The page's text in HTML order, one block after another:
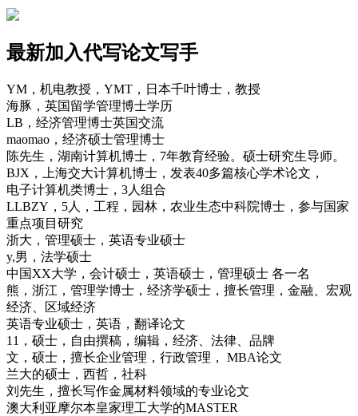
最新加入代写论文写手
YM，机电教授，YMT，日本千叶博士，教授
海豚，英国留学管理博士学历
LB，经济管理博士英国交流
maomao，经济硕士管理博士
陈先生，湖南计算机博士，7年教育经验。硕士研究生导师。
BJX，上海交大计算机博士，发表40多篇核心学术论文，
电子计算机类博士，3人组合
LLBZY，5人，工程，园林，农业生态中科院博士，参与国家
重点项目研究
浙大，管理硕士，英语专业硕士
y,男，法学硕士
中国XX大学，会计硕士，英语硕士，管理硕士 各一名
熊，浙江，管理学博士，经济学硕士，擅长管理，金融、宏观
经济、区域经济
英语专业硕士，英语，翻译论文
11，硕士，自由撰稿，编辑，经济、法律、品牌
文，硕士，擅长企业管理，行政管理， MBA论文
兰大的硕士，西哲，社科
刘先生，擅长写作金属材料领域的专业论文
澳大利亚摩尔本皇家理工大学的MASTER